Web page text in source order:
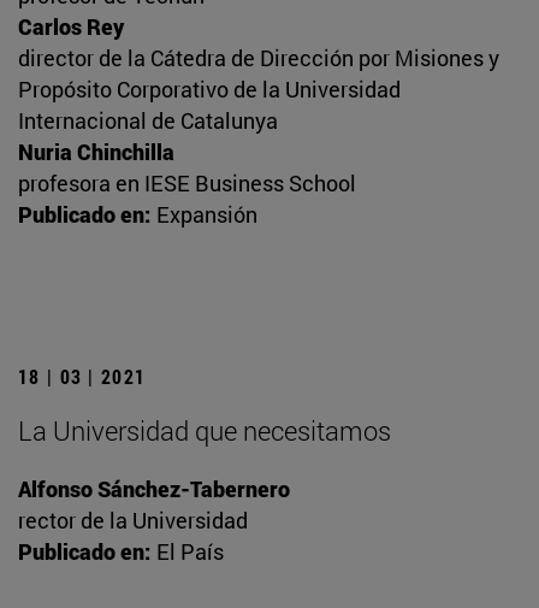
Carlos Rey
director de la Cátedra de Dirección por Misiones y
Propósito Corporativo de la Universidad
Internacional de Catalunya
Nuria Chinchilla
profesora en IESE Business School
Publicado en: Expansión
18 | 03 | 2021
La Universidad que necesitamos
Alfonso Sánchez-Tabernero
rector de la Universidad
Publicado en: El País